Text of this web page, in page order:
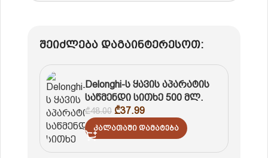
შეიძლება დაგაინტერესოთ:
Delonghi-ს ყავის აპარატის
საწმენდი სითხე 500 მლ.
₾48.00 ₾37.99
Კალათაში Დამატება